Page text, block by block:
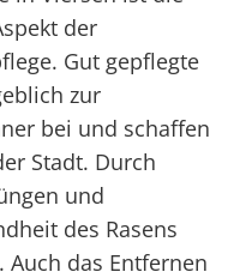
der
Gut gepflegte
zur
bei und schaffen
Stadt. Durch
und
des Rasens
das Entfernen